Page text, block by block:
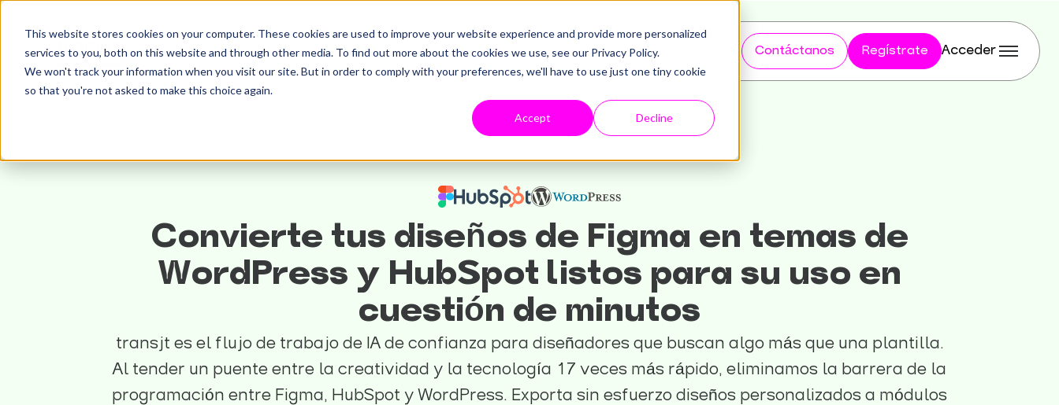
This website stores cookies on your computer. These cookies are used to improve your website experience and provide more personalized
services to you, both on this website and through other media. To find out more about the cookies we use, see our Privacy Policy.
We won't track your information when you visit our site. But in order to comply with your preferences, we'll have to use just one tiny cookie
so that you're not asked to make this choice again.
Accept Decline
Contáctanos Regístrate Acceder
Convierte tus diseños de Figma en temas de
WordPress y HubSpot listos para su uso en
cuestión de minutos
transjt es el flujo de trabajo de IA de confianza para diseñadores que buscan algo más que una plantilla.
Al tender un puente entre la creatividad y la tecnología 17 veces más rápido, eliminamos la barrera de la
programación entre Figma, HubSpot y WordPress. Exporta sin esfuerzo diseños personalizados a módulos